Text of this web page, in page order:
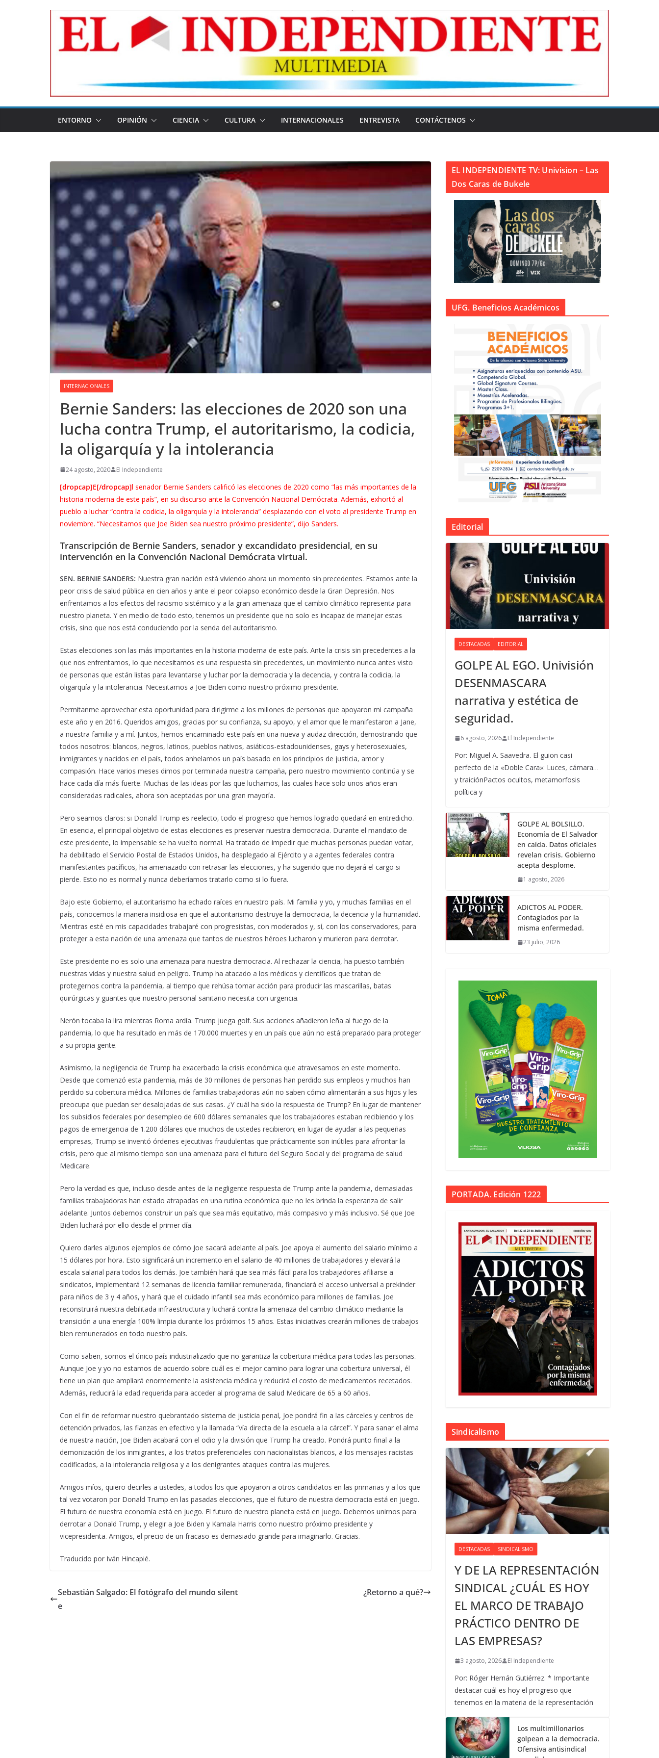
ENTORNO OPINIÓN CIENCIA CULTURA INTERNACIONALES ENTREVISTA CONTÁCTENOS
INTERNACIONALES
Bernie Sanders: las elecciones de 2020 son una
lucha contra Trump, el autoritarismo, la codicia,
la oligarquía y la intolerancia
24 agosto, 2020 El Independiente
[dropcap]E[/dropcap]l senador Bernie Sanders calificó las elecciones de 2020 como “las más importantes de la
historia moderna de este país”, en su discurso ante la Convención Nacional Demócrata. Además, exhortó al
pueblo a luchar “contra la codicia, la oligarquía y la intolerancia” desplazando con el voto al presidente Trump en
noviembre. “Necesitamos que Joe Biden sea nuestro próximo presidente”, dijo Sanders.
Transcripción de Bernie Sanders, senador y excandidato presidencial, en su
intervención en la Convención Nacional Demócrata virtual.
SEN. BERNIE SANDERS: Nuestra gran nación está viviendo ahora un momento sin precedentes. Estamos ante la
peor crisis de salud pública en cien años y ante el peor colapso económico desde la Gran Depresión. Nos
enfrentamos a los efectos del racismo sistémico y a la gran amenaza que el cambio climático representa para
nuestro planeta. Y en medio de todo esto, tenemos un presidente que no solo es incapaz de manejar estas
crisis, sino que nos está conduciendo por la senda del autoritarismo.
Estas elecciones son las más importantes en la historia moderna de este país. Ante la crisis sin precedentes a la
que nos enfrentamos, lo que necesitamos es una respuesta sin precedentes, un movimiento nunca antes visto
de personas que están listas para levantarse y luchar por la democracia y la decencia, y contra la codicia, la
oligarquía y la intolerancia. Necesitamos a Joe Biden como nuestro próximo presidente.
Permítanme aprovechar esta oportunidad para dirigirme a los millones de personas que apoyaron mi campaña
este año y en 2016. Queridos amigos, gracias por su confianza, su apoyo, y el amor que le manifestaron a Jane,
a nuestra familia y a mí. Juntos, hemos encaminado este país en una nueva y audaz dirección, demostrando que
todos nosotros: blancos, negros, latinos, pueblos nativos, asiáticos-estadounidenses, gays y heterosexuales,
inmigrantes y nacidos en el país, todos anhelamos un país basado en los principios de justicia, amor y
compasión. Hace varios meses dimos por terminada nuestra campaña, pero nuestro movimiento continúa y se
hace cada día más fuerte. Muchas de las ideas por las que luchamos, las cuales hace solo unos años eran
consideradas radicales, ahora son aceptadas por una gran mayoría.
Pero seamos claros: si Donald Trump es reelecto, todo el progreso que hemos logrado quedará en entredicho.
En esencia, el principal objetivo de estas elecciones es preservar nuestra democracia. Durante el mandato de
este presidente, lo impensable se ha vuelto normal. Ha tratado de impedir que muchas personas puedan votar,
ha debilitado el Servicio Postal de Estados Unidos, ha desplegado al Ejército y a agentes federales contra
manifestantes pacíficos, ha amenazado con retrasar las elecciones, y ha sugerido que no dejará el cargo si
pierde. Esto no es normal y nunca deberíamos tratarlo como si lo fuera.
Bajo este Gobierno, el autoritarismo ha echado raíces en nuestro país. Mi familia y yo, y muchas familias en el
país, conocemos la manera insidiosa en que el autoritarismo destruye la democracia, la decencia y la humanidad.
Mientras esté en mis capacidades trabajaré con progresistas, con moderados y, sí, con los conservadores, para
proteger a esta nación de una amenaza que tantos de nuestros héroes lucharon y murieron para derrotar.
Este presidente no es solo una amenaza para nuestra democracia. Al rechazar la ciencia, ha puesto también
nuestras vidas y nuestra salud en peligro. Trump ha atacado a los médicos y científicos que tratan de
protegernos contra la pandemia, al tiempo que rehúsa tomar acción para producir las mascarillas, batas
quirúrgicas y guantes que nuestro personal sanitario necesita con urgencia.
Nerón tocaba la lira mientras Roma ardía. Trump juega golf. Sus acciones añadieron leña al fuego de la
pandemia, lo que ha resultado en más de 170.000 muertes y en un país que aún no está preparado para proteger
a su propia gente.
Asimismo, la negligencia de Trump ha exacerbado la crisis económica que atravesamos en este momento.
Desde que comenzó esta pandemia, más de 30 millones de personas han perdido sus empleos y muchos han
perdido su cobertura médica. Millones de familias trabajadoras aún no saben cómo alimentarán a sus hijos y les
preocupa que puedan ser desalojadas de sus casas. ¿Y cuál ha sido la respuesta de Trump? En lugar de mantener
los subsidios federales por desempleo de 600 dólares semanales que los trabajadores estaban recibiendo y los
pagos de emergencia de 1.200 dólares que muchos de ustedes recibieron; en lugar de ayudar a las pequeñas
empresas, Trump se inventó órdenes ejecutivas fraudulentas que prácticamente son inútiles para afrontar la
crisis, pero que al mismo tiempo son una amenaza para el futuro del Seguro Social y del programa de salud
Medicare.
Pero la verdad es que, incluso desde antes de la negligente respuesta de Trump ante la pandemia, demasiadas
familias trabajadoras han estado atrapadas en una rutina económica que no les brinda la esperanza de salir
adelante. Juntos debemos construir un país que sea más equitativo, más compasivo y más inclusivo. Sé que Joe
Biden luchará por ello desde el primer día.
Quiero darles algunos ejemplos de cómo Joe sacará adelante al país. Joe apoya el aumento del salario mínimo a
15 dólares por hora. Esto significará un incremento en el salario de 40 millones de trabajadores y elevará la
escala salarial para todos los demás. Joe también hará que sea más fácil para los trabajadores afiliarse a
sindicatos, implementará 12 semanas de licencia familiar remunerada, financiará el acceso universal a prekínder
para niños de 3 y 4 años, y hará que el cuidado infantil sea más económico para millones de familias. Joe
reconstruirá nuestra debilitada infraestructura y luchará contra la amenaza del cambio climático mediante la
transición a una energía 100% limpia durante los próximos 15 años. Estas iniciativas crearán millones de trabajos
bien remunerados en todo nuestro país.
Como saben, somos el único país industrializado que no garantiza la cobertura médica para todas las personas.
Aunque Joe y yo no estamos de acuerdo sobre cuál es el mejor camino para lograr una cobertura universal, él
tiene un plan que ampliará enormemente la asistencia médica y reducirá el costo de medicamentos recetados.
Además, reducirá la edad requerida para acceder al programa de salud Medicare de 65 a 60 años.
Con el fin de reformar nuestro quebrantado sistema de justicia penal, Joe pondrá fin a las cárceles y centros de
detención privados, las fianzas en efectivo y la llamada “vía directa de la escuela a la cárcel”. Y para sanar el alma
de nuestra nación, Joe Biden acabará con el odio y la división que Trump ha creado. Pondrá punto final a la
demonización de los inmigrantes, a los tratos preferenciales con nacionalistas blancos, a los mensajes racistas
codificados, a la intolerancia religiosa y a los denigrantes ataques contra las mujeres.
Amigos míos, quiero decirles a ustedes, a todos los que apoyaron a otros candidatos en las primarias y a los que
tal vez votaron por Donald Trump en las pasadas elecciones, que el futuro de nuestra democracia está en juego.
El futuro de nuestra economía está en juego. El futuro de nuestro planeta está en juego. Debemos unirnos para
derrotar a Donald Trump, y elegir a Joe Biden y Kamala Harris como nuestro próximo presidente y
vicepresidenta. Amigos, el precio de un fracaso es demasiado grande para imaginarlo. Gracias.
Traducido por Iván Hincapié.
Sebastián Salgado: El fotógrafo del mundo silent
e
¿Retorno a qué?
EL INDEPENDIENTE TV: Univision – Las
Dos Caras de Bukele
UFG. Beneficios Académicos
Editorial
DESTACADAS EDITORIAL
GOLPE AL EGO. Univisión
DESENMASCARA
narrativa y estética de
seguridad.
6 agosto, 2026 El Independiente
Por: Miguel A. Saavedra. El guion casi
perfecto de la «Doble Cara»: Luces, cámara…
y traiciónPactos ocultos, metamorfosis
política y
GOLPE AL BOLSILLO.
Economía de El Salvador
en caída. Datos oficiales
revelan crisis. Gobierno
acepta desplome.
1 agosto, 2026
ADICTOS AL PODER.
Contagiados por la
misma enfermedad.
23 julio, 2026
PORTADA. Edición 1222
Sindicalismo
DESTACADAS SINDICALISMO
Y DE LA REPRESENTACIÓN
SINDICAL ¿CUÁL ES HOY
EL MARCO DE TRABAJO
PRÁCTICO DENTRO DE
LAS EMPRESAS?
3 agosto, 2026 El Independiente
Por: Róger Hernán Gutiérrez. * Importante
destacar cuál es hoy el progreso que
tenemos en la materia de la representación
Los multimillonarios
golpean a la democracia.
Ofensiva antisindical